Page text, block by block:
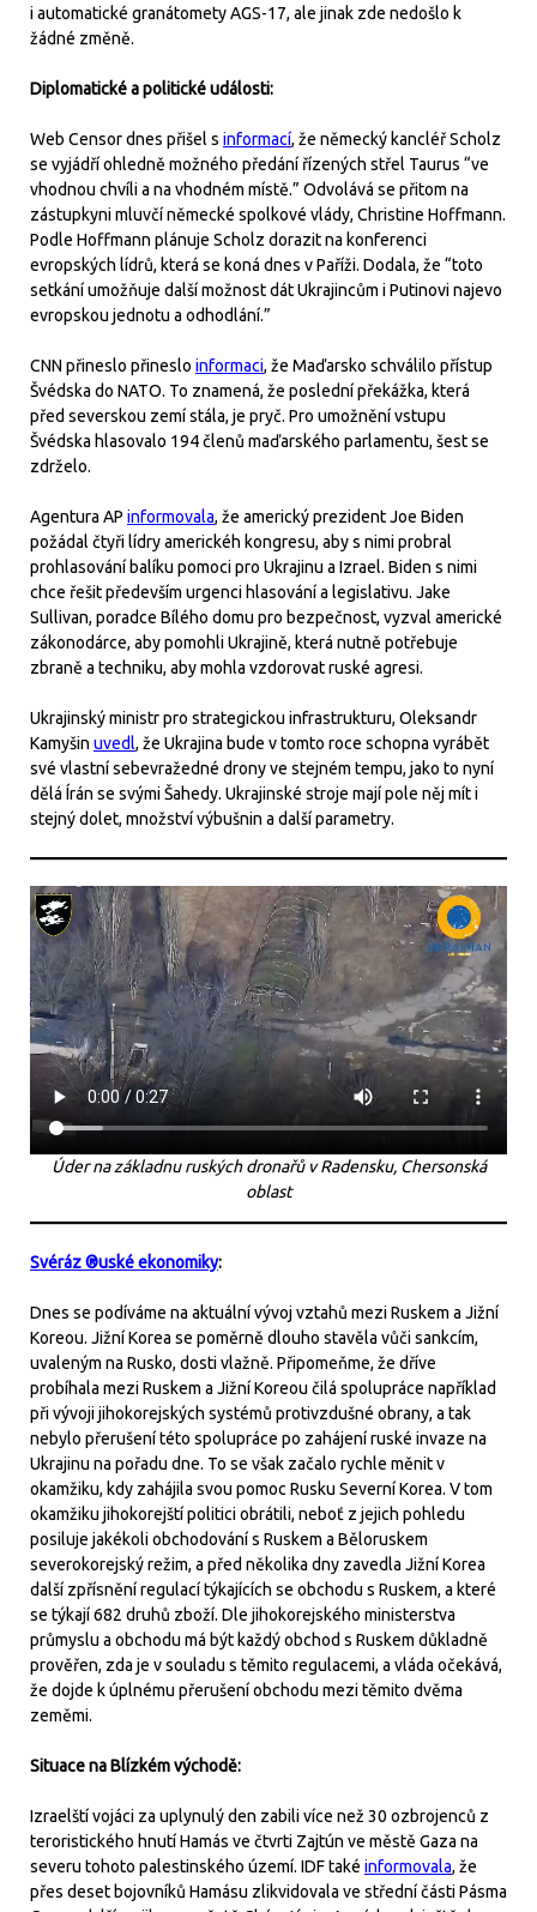
i automatické granátomety AGS-17, ale jinak zde nedošlo k
žádné změně.
Diplomatické a politické události:
Web Censor dnes přišel s informací, že německý kancléř Scholz
se vyjádří ohledně možného předání řízených střel Taurus “ve
vhodnou chvíli a na vhodném místě.” Odvolává se přitom na
zástupkyni mluvčí německé spolkové vlády, Christine Hoffmann.
Podle Hoffmann plánuje Scholz dorazit na konferenci
evropských lídrů, která se koná dnes v Paříži. Dodala, že “toto
setkání umožňuje další možnost dát Ukrajincům i Putinovi najevo
evropskou jednotu a odhodlání.”
CNN přineslo přineslo informaci, že Maďarsko schválilo přístup
Švédska do NATO. To znamená, že poslední překážka, která
před severskou zemí stála, je pryč. Pro umožnění vstupu
Švédska hlasovalo 194 členů maďarského parlamentu, šest se
zdrželo.
Agentura AP informovala, že americký prezident Joe Biden
požádal čtyři lídry americkéh kongresu, aby s nimi probral
prohlasování balíku pomoci pro Ukrajinu a Izrael. Biden s nimi
chce řešit především urgenci hlasování a legislativu. Jake
Sullivan, poradce Bílého domu pro bezpečnost, vyzval americké
zákonodárce, aby pomohli Ukrajině, která nutně potřebuje
zbraně a techniku, aby mohla vzdorovat ruské agresi.
Ukrajinský ministr pro strategickou infrastrukturu, Oleksandr
Kamyšin uvedl, že Ukrajina bude v tomto roce schopna vyrábět
své vlastní sebevražedné drony ve stejném tempu, jako to nyní
dělá Írán se svými Šahedy. Ukrajinské stroje mají pole něj mít i
stejný dolet, množství výbušnin a další parametry.
Úder na základnu ruských dronařů v Radensku, Chersonská
oblast
Svéráz ®uské ekonomiky:
Dnes se podíváme na aktuální vývoj vztahů mezi Ruskem a Jižní
Koreou. Jižní Korea se poměrně dlouho stavěla vůči sankcím,
uvaleným na Rusko, dosti vlažně. Připomeňme, že dříve
probíhala mezi Ruskem a Jižní Koreou čilá spolupráce například
při vývoji jihokorejských systémů protivzdušné obrany, a tak
nebylo přerušení této spolupráce po zahájení ruské invaze na
Ukrajinu na pořadu dne. To se však začalo rychle měnit v
okamžiku, kdy zahájila svou pomoc Rusku Severní Korea. V tom
okamžiku jihokorejští politici obrátili, neboť z jejich pohledu
posiluje jakékoli obchodování s Ruskem a Běloruskem
severokorejský režim, a před několika dny zavedla Jižní Korea
další zpřísnění regulací týkajících se obchodu s Ruskem, a které
se týkají 682 druhů zboží. Dle jihokorejského ministerstva
průmyslu a obchodu má být každý obchod s Ruskem důkladně
prověřen, zda je v souladu s těmito regulacemi, a vláda očekává,
že dojde k úplnému přerušení obchodu mezi těmito dvěma
zeměmi.
Situace na Blízkém východě:
Izraelští vojáci za uplynulý den zabili více než 30 ozbrojenců z
teroristického hnutí Hamás ve čtvrti Zajtún ve městě Gaza na
severu tohoto palestinského území. IDF také informovala, že
přes deset bojovníků Hamásu zlikvidovala ve střední části Pásma